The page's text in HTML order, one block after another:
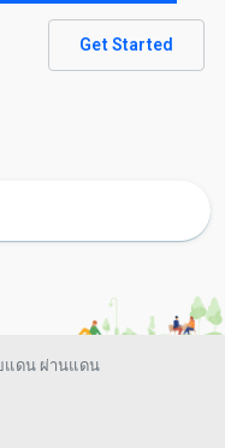
Get Started
แดน ผ่านแดน